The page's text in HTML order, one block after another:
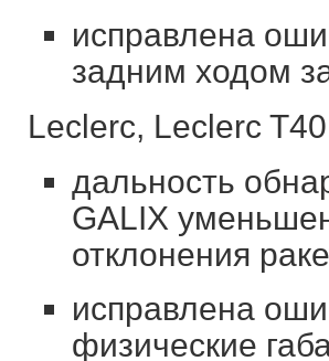
исправлена
задним ходом
Leclerc, Leclerc
дальность
GALIX
отклонения
исправлена
физические